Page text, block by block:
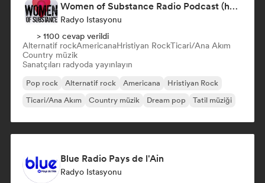
Women of Substance Radio Podcast (human Female recording or performing artists or female-fronted bands)
Radyo Istasyonu
> 1100 cevap verildi
Alternatif rockAmericanaHristiyan RockTicari/Ana Akım
Country müzik
Sanatçıları radyoda yayınlayın
Pop rock Alternatif rock Americana
Hristiyan Rock
Ticari/Ana Akım
Country müzik Dream pop Tatil müziği
Blue Radio Pays de l'Ain
Radyo Istasyonu